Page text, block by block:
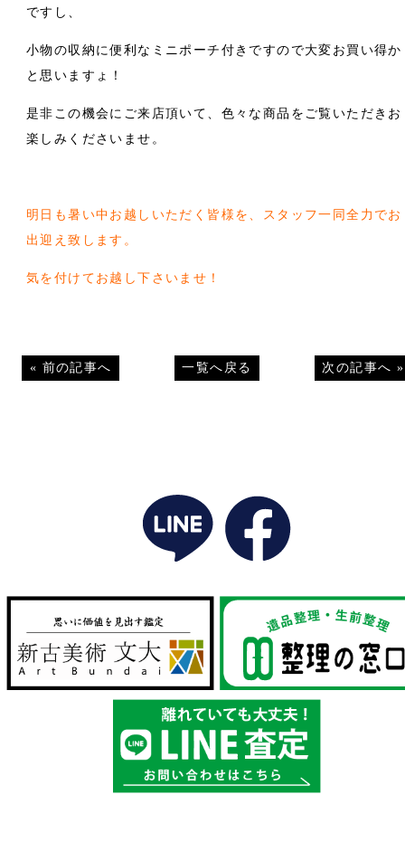
ですし、
小物の収納に便利なミニポーチ付きですので大変お買い得か
と思いますょ！
是非この機会にご来店頂いて、色々な商品をご覧いただきお
楽しみくださいませ。
明日も暑い中お越しいただく皆様を、スタッフ一同全力でお
出迎え致します。
気を付けてお越し下さいませ！
« 前の記事へ 一覧へ戻る 次の記事へ »